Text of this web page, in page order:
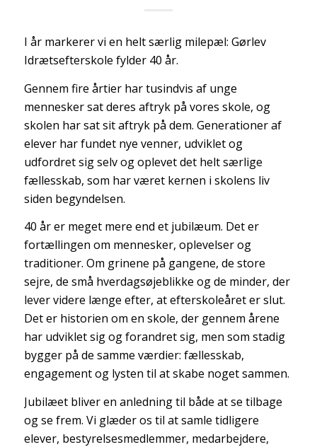
I år markerer vi en helt særlig milepæl: Gørlev
Idrætsefterskole fylder 40 år.
Gennem fire årtier har tusindvis af unge
mennesker sat deres aftryk på vores skole, og
skolen har sat sit aftryk på dem. Generationer af
elever har fundet nye venner, udviklet og
udfordret sig selv og oplevet det helt særlige
fællesskab, som har været kernen i skolens liv
siden begyndelsen.
40 år er meget mere end et jubilæum. Det er
fortællingen om mennesker, oplevelser og
traditioner. Om grinene på gangene, de store
sejre, de små hverdagsøjeblikke og de minder, der
lever videre længe efter, at efterskoleåret er slut.
Det er historien om en skole, der gennem årene
har udviklet sig og forandret sig, men som stadig
bygger på de samme værdier: fællesskab,
engagement og lysten til at skabe noget sammen.
Jubilæet bliver en anledning til både at se tilbage
og se frem. Vi glæder os til at samle tidligere
elever, bestyrelsesmedlemmer, medarbejdere,